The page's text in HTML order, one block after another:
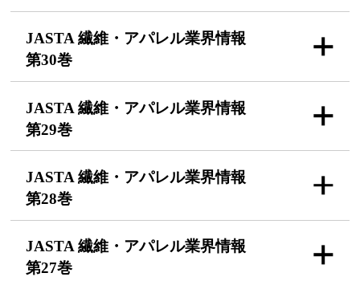
JASTA 繊維・アパレル業界情報
第30巻
JASTA 繊維・アパレル業界情報
第29巻
JASTA 繊維・アパレル業界情報
第28巻
JASTA 繊維・アパレル業界情報
第27巻